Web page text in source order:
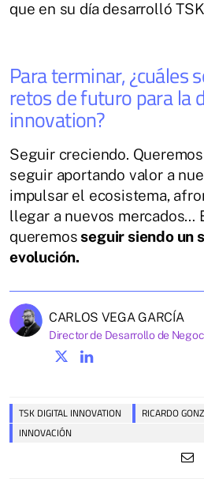
que en su día desarrolló
Para terminar, ¿cuáles
retos de futuro para la
innovation?
Seguir creciendo.
seguir aportando valor a
impulsar el ecosistema,
llegar a nuevos mercados…
queremosseguir siendo un
evolución.
CARLOS VEGA GARCÍA
Director de Desarrollo de
TSK DIGITAL INNOVATION RICARDO
INNOVACIÓN